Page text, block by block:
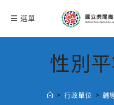
選單
性別
> 行政單位 > 輔